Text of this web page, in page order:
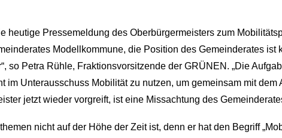
heutige Pressemeldung des Oberbürgermeisters zum
Modellkommune, die Position des Gemeinderates ist
so Petra Rühle, Fraktionsvorsitzende der GRÜNEN. „Die
Unterausschuss Mobilität zu nutzen, um gemeinsam mit dem
jetzt wieder vorgreift, ist eine Missachtung des
nicht auf der Höhe der Zeit ist, denn er hat den Begriff